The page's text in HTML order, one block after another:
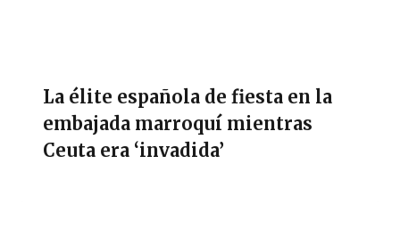
La élite española de fiesta en la
embajada marroquí mientras
Ceuta era ‘invadida’